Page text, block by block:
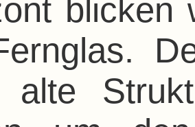
blicken
alte